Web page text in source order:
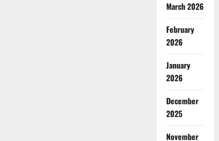
March 2026
February
2026
January
2026
December
2025
November